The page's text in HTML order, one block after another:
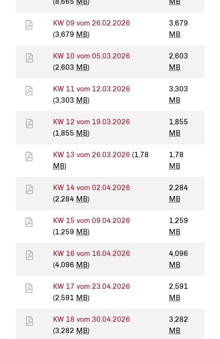
KW 09 vom 26.02.2026
(3,679 MB)
3,679
MB
KW 10 vom 05.03.2026
(2,603 MB)
2,603
MB
KW 11 vom 12.03.2026
(3,303 MB)
3,303
MB
KW 12 vom 19.03.2026
(1,855 MB)
1,855
MB
KW 13 vom 26.03.2026 (1,78
MB)
1,78
MB
KW 14 vom 02.04.2026
(2,284 MB)
2,284
MB
KW 15 vom 09.04.2026
(1,259 MB)
1,259
MB
KW 16 vom 16.04.2026
(4,096 MB)
4,096
MB
KW 17 vom 23.04.2026
(2,591 MB)
2,591
MB
KW 18 vom 30.04.2026
(3,282 MB)
3,282
MB